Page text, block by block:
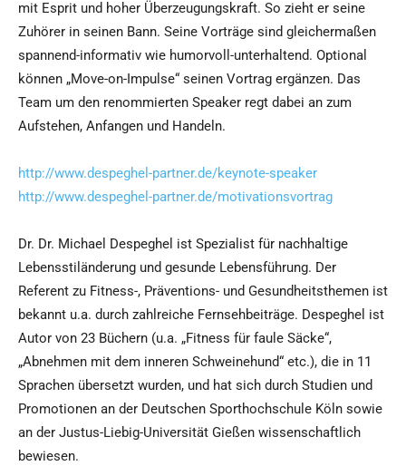
mit Esprit und hoher Überzeugungskraft. So zieht er seine
Zuhörer in seinen Bann. Seine Vorträge sind gleichermaßen
spannend-informativ wie humorvoll-unterhaltend. Optional
können „Move-on-Impulse“ seinen Vortrag ergänzen. Das
Team um den renommierten Speaker regt dabei an zum
Aufstehen, Anfangen und Handeln.
http://www.despeghel-partner.de/keynote-speaker
http://www.despeghel-partner.de/motivationsvortrag
Dr. Dr. Michael Despeghel ist Spezialist für nachhaltige
Lebensstiländerung und gesunde Lebensführung. Der
Referent zu Fitness-, Präventions- und Gesundheitsthemen ist
bekannt u.a. durch zahlreiche Fernsehbeiträge. Despeghel ist
Autor von 23 Büchern (u.a. „Fitness für faule Säcke“,
„Abnehmen mit dem inneren Schweinehund“ etc.), die in 11
Sprachen übersetzt wurden, und hat sich durch Studien und
Promotionen an der Deutschen Sporthochschule Köln sowie
an der Justus-Liebig-Universität Gießen wissenschaftlich
bewiesen.